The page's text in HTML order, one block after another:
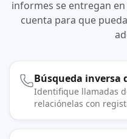
informes se entregan
cuenta para que
Búsqueda inversa
Identifique llamadas
relaciónelas con